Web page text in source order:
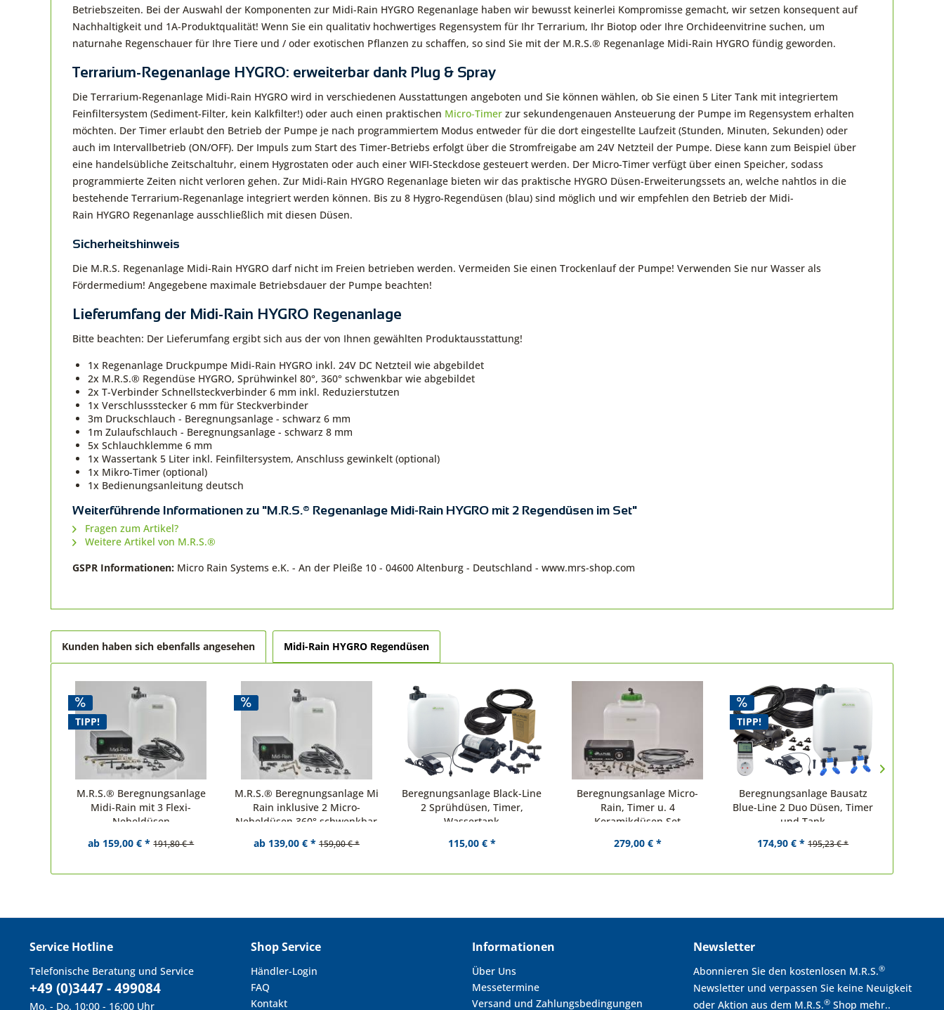
Betriebszeiten. Bei der Auswahl der Komponenten zur Midi-Rain HYGRO Regenanlage haben wir bewusst keinerlei Kompromisse gemacht, wir setzen konsequent auf
Nachhaltigkeit und 1A-Produktqualität! Wenn Sie ein qualitativ hochwertiges Regensystem für Ihr Terrarium, Ihr Biotop oder Ihre Orchideenvitrine suchen, um
naturnahe Regenschauer für Ihre Tiere und / oder exotischen Pflanzen zu schaffen, so sind Sie mit der M.R.S.® Regenanlage Midi-Rain HYGRO fündig geworden.
Terrarium-Regenanlage HYGRO: erweiterbar dank Plug & Spray
Die Terrarium-Regenanlage Midi-Rain HYGRO wird in verschiedenen Ausstattungen angeboten und Sie können wählen, ob Sie einen 5 Liter Tank mit integriertem
Feinfiltersystem (Sediment-Filter, kein Kalkfilter!) oder auch einen praktischen Micro‑Timer zur sekundengenauen Ansteuerung der Pumpe im Regensystem erhalten
möchten. Der Timer erlaubt den Betrieb der Pumpe je nach programmiertem Modus entweder für die dort eingestellte Laufzeit (Stunden, Minuten, Sekunden) oder
auch im Intervallbetrieb (ON/OFF). Der Impuls zum Start des Timer-Betriebs erfolgt über die Stromfreigabe am 24V Netzteil der Pumpe. Diese kann zum Beispiel über
eine handelsübliche Zeitschaltuhr, einem Hygrostaten oder auch einer WIFI-Steckdose gesteuert werden. Der Micro-Timer verfügt über einen Speicher, sodass
programmierte Zeiten nicht verloren gehen. Zur Midi-Rain HYGRO Regenanlage bieten wir das praktische HYGRO Düsen-Erweiterungssets an, welche nahtlos in die
bestehende Terrarium-Regenanlage integriert werden können. Bis zu 8 Hygro-Regendüsen (blau) sind möglich und wir empfehlen den Betrieb der Midi-
Rain HYGRO Regenanlage ausschließlich mit diesen Düsen.
Sicherheitshinweis
Die M.R.S. Regenanlage Midi-Rain HYGRO darf nicht im Freien betrieben werden. Vermeiden Sie einen Trockenlauf der Pumpe! Verwenden Sie nur Wasser als
Fördermedium! Angegebene maximale Betriebsdauer der Pumpe beachten!
Lieferumfang der Midi-Rain HYGRO Regenanlage
Bitte beachten: Der Lieferumfang ergibt sich aus der von Ihnen gewählten Produktausstattung!
1x Regenanlage Druckpumpe Midi-Rain HYGRO inkl. 24V DC Netzteil wie abgebildet
2x M.R.S.® Regendüse HYGRO, Sprühwinkel 80°, 360° schwenkbar wie abgebildet
2x T-Verbinder Schnellsteckverbinder 6 mm inkl. Reduzierstutzen
1x Verschlussstecker 6 mm für Steckverbinder
3m Druckschlauch - Beregnungsanlage - schwarz 6 mm
1m Zulaufschlauch - Beregnungsanlage - schwarz 8 mm
5x Schlauchklemme 6 mm
1x Wassertank 5 Liter inkl. Feinfiltersystem, Anschluss gewinkelt (optional)
1x Mikro-Timer (optional)
1x Bedienungsanleitung deutsch
Weiterführende Informationen zu "M.R.S.® Regenanlage Midi-Rain HYGRO mit 2 Regendüsen im Set"
Fragen zum Artikel?
Weitere Artikel von M.R.S.®
GSPR Informationen: Micro Rain Systems e.K. - An der Pleiße 10 - 04600 Altenburg - Deutschland - www.mrs-shop.com
Kunden haben sich ebenfalls angesehen Midi-Rain HYGRO Regendüsen
TIPP!
M.R.S.® Beregnungsanlage
Midi-Rain mit 3 Flexi-
Nebeldüsen
ab 159,00 € * 191,80 € *
M.R.S.® Beregnungsanlage Midi-
Rain inklusive 2 Micro-
Nebeldüsen 360° schwenkbar
ab 139,00 € * 159,00 € *
Beregnungsanlage Black-Line
2 Sprühdüsen, Timer,
Wassertank
115,00 € *
Beregnungsanlage Micro-
Rain, Timer u. 4
Keramikdüsen Set
279,00 € *
TIPP!
Beregnungsanlage Bausatz
Blue-Line 2 Duo Düsen, Timer
und Tank
174,90 € * 195,23 € *
Service Hotline
Telefonische Beratung und Service
+49 (0)3447 - 499084
Mo. - Do. 10:00 - 16:00 Uhr
Shop Service
Händler-Login
FAQ
Kontakt
Informationen
Über Uns
Messetermine
Versand und Zahlungsbedingungen
Newsletter
Abonnieren Sie den kostenlosen M.R.S.®
Newsletter und verpassen Sie keine Neuigkeit
oder Aktion aus dem M.R.S.® Shop mehr..